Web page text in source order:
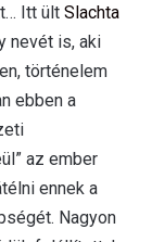
Itt ült Slachta
nevét is, aki
történelem
ebben a
az ember
ennek a
Nagyon